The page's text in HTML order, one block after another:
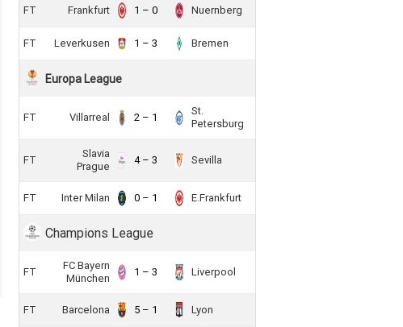
FT Frankfurt 1 – 0 Nuernberg
FT Leverkusen 1 – 3 Bremen
Europa League
FT Villarreal 2 – 1
St.
Petersburg
FT
Slavia
Prague
4 – 3 Sevilla
FT Inter Milan 0 – 1 E.Frankfurt
Champions League
FT
FC Bayern
München
1 – 3 Liverpool
FT Barcelona 5 – 1 Lyon